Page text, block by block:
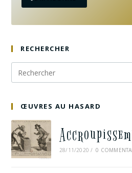
RECHERCHER
ŒUVRES AU HASARD
28/11/2020 / 0